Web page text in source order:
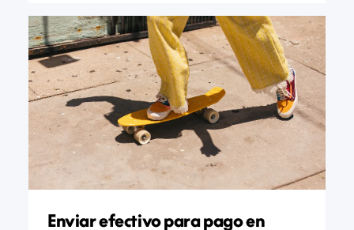
Enviar efectivo para pago en